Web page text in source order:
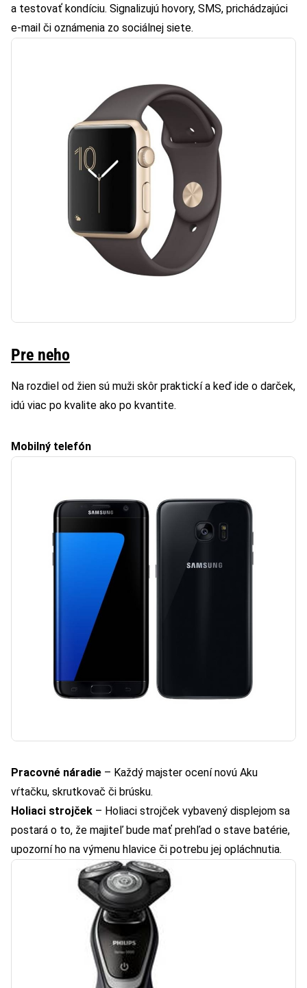
a testovať kondíciu. Signalizujú hovory, SMS, prichádzajúci
e-mail či oznámenia zo sociálnej siete.
Pre neho
Na rozdiel od žien sú muži skôr praktickí a keď ide o darček,
idú viac po kvalite ako po kvantite.
Mobilný telefón
Pracovné náradie – Každý majster ocení novú Aku
vŕtačku, skrutkovač či brúsku.
Holiaci strojček – Holiaci strojček vybavený displejom sa
postará o to, že majiteľ bude mať prehľad o stave batérie,
upozorní ho na výmenu hlavice či potrebu jej opláchnutia.